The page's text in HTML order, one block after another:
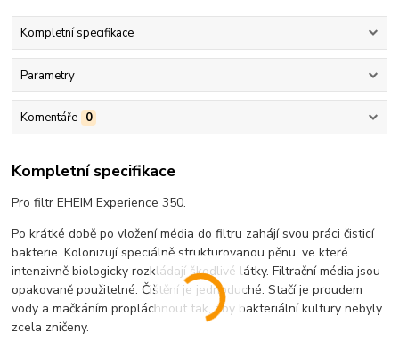
Kompletní specifikace
Parametry
Komentáře 0
Kompletní specifikace
Pro filtr EHEIM Experience 350.
Po krátké době po vložení média do filtru zahájí svou práci čisticí
bakterie. Kolonizují speciálně strukturovanou pěnu, ve které
intenzivně biologicky rozkládají škodlivé látky. Filtrační média jsou
opakovaně použitelné. Čištění je jednoduché. Stačí je proudem
vody a mačkáním propláchnout tak, aby bakteriální kultury nebyly
zcela zničeny.